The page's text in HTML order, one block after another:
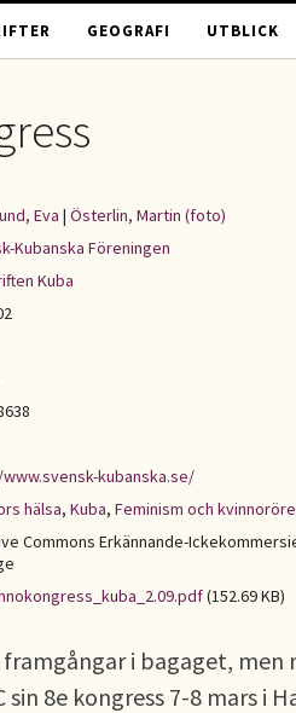
GEOGRAFI UTBLICK
Eva | Österlin, Martin (foto)
Kubanska Föreningen
Kuba
kubanska.se/
hälsa, Kuba, Feminism och
Commons Erkännande-
(152.69 KB)
framgångar i bagaget,
8e kongress 7-8 mars i